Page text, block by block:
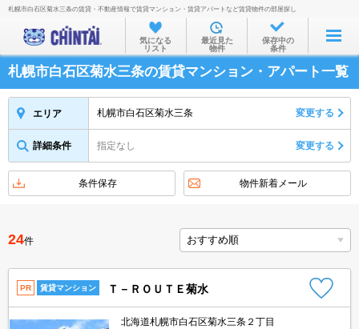
お部屋を探す
沿線・駅から
住所から
家賃相場から
物件特集から
不動産会社から
TOP
札幌市白石区菊水三条の賃貸・不動産情報で賃貸マンション・賃貸アパートなど賃貸物件の部屋探し
気になる
リスト
最近見た
物件
保存中の
条件
札幌市白石区菊水三条の賃貸マンション・アパート一覧
エリア 札幌市白石区菊水三条 変更する
詳細条件 指定なし 変更する
条件保存 物件新着メール
24件
PR 賃貸マンション Ｔ－ＲＯＵＴＥ菊水
北海道札幌市白石区菊水三条２丁目